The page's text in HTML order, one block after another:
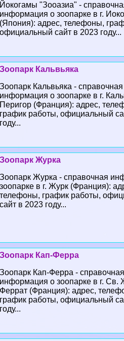
Йокогамы "Зооазиа" -
информация о зоопарке в г.
(Япония): адрес, телефоны,
официальный сайт в 2023 году...
Зоопарк Кальвьяка
Зоопарк Кальвьяка - справочная
информация о зоопарке в г.
Перигор (Франция): адрес,
график работы, официальный
году...
Зоопарк Журка
Зоопарк Журка - справочная
зоопарке в г. Журк (Франция):
телефоны, график работы,
сайт в 2023 году...
Зоопарк Кап-Ферра
Зоопарк Кап-Ферра - справочная
информация о зоопарке в г. Св.
Феррат (Франция): адрес,
график работы, официальный
году...